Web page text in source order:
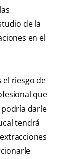
de la
en el
el riesgo de
que
podría darle
tendrá